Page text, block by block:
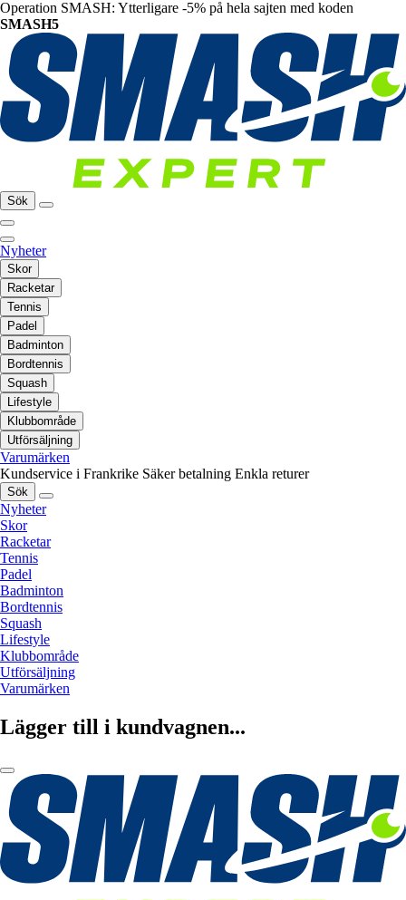
Operation SMASH: Ytterligare -5% på hela sajten med koden
SMASH5
Sök
Nyheter
Skor
Racketar
Tennis
Padel
Badminton
Bordtennis
Squash
Lifestyle
Klubbområde
Utförsäljning
Varumärken
Kundservice i Frankrike Säker betalning Enkla returer
Sök
Nyheter
Skor
Racketar
Tennis
Padel
Badminton
Bordtennis
Squash
Lifestyle
Klubbområde
Utförsäljning
Varumärken
Lägger till i kundvagnen...